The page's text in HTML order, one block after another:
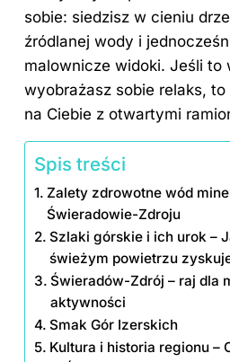
sobie: siedzisz w cieniu
źródlanej wody i
malownicze widoki. Jeśli to
wyobrażasz sobie relaks,
na Ciebie z otwartymi
Spis treści
Zalety zdrowotne wód
Świeradowie-Zdroju
Szlaki górskie i ich urok –
świeżym powietrzu
Świeradów-Zdrój – raj dla
aktywności
Smak Gór Izerskich
Kultura i historia regionu –